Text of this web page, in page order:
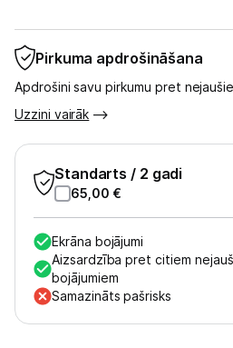
Blogs
Piegāde un apmaksa
Tehnikas izvešana
Uzņēmumiem
Tet pakalpojumi
Kontakti
Pirkuma apdrošināšana
Apdrošini savu pirkumu pret
Uzzini vairāk
Standarts / 2 gadi
65,00 €
Ekrāna bojājumi
Aizsardzība pret citiem
bojājumiem
Samazināts pašrisks